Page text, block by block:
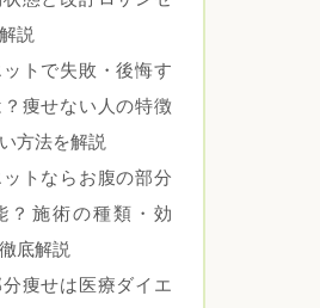
説
トで失敗・後悔す
痩せない人の特徴
方法を解説
トならお腹の部分
？施術の種類・効
底解説
痩せは医療ダイエ